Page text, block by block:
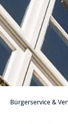
Bürgerservice &